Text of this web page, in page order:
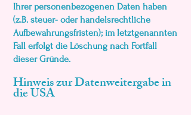
Ihrer personenbezogenen Daten haben
(z.B. steuer- oder handelsrechtliche
Aufbewahrungsfristen); im letztgenannten
Fall erfolgt die Löschung nach Fortfall
dieser Gründe.
Hinweis zur Datenweitergabe in
die USA